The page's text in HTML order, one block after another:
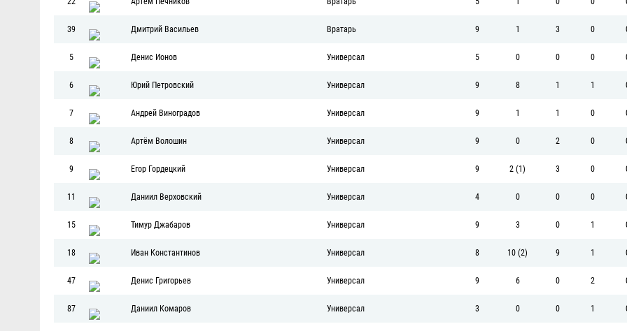
39 Дмитрий Васильев Вратарь 9 1 3 0
5 Денис Ионов Универсал 5 0 0 0
6 Юрий Петровский Универсал 9 8 1 1
7 Андрей Виноградов Универсал 9 1 1 0
8 Артём Волошин Универсал 9 0 2 0
9 Егор Гордецкий Универсал 9 2 (1) 3 0
11 Даниил Верховский Универсал 4 0 0 0
15 Тимур Джабаров Универсал 9 3 0 1
18 Иван Константинов Универсал 8 10 (2) 9 1
47 Денис Григорьев Универсал 9 6 0 2
87 Даниил Комаров Универсал 3 0 0 1